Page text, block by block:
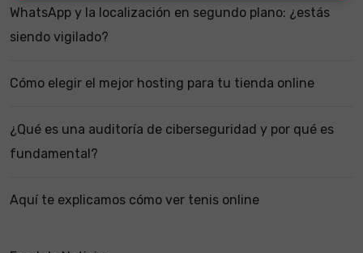
WhatsApp y la localización en segundo plano: ¿estás
siendo vigilado?
Cómo elegir el mejor hosting para tu tienda online
¿Qué es una auditoría de ciberseguridad y por qué es
fundamental?
Aquí te explicamos cómo ver tenis online